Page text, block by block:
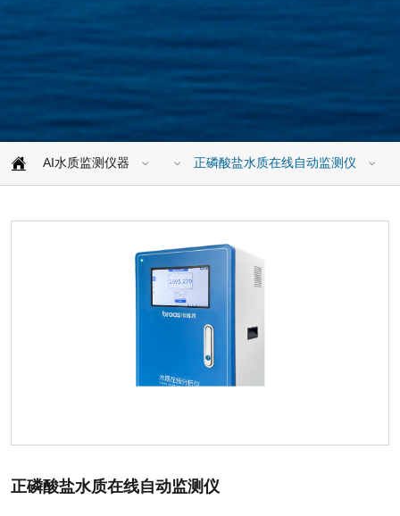
AI水质监测仪器 正磷酸盐水质在线自动监测仪
正磷酸盐水质在线自动监测仪